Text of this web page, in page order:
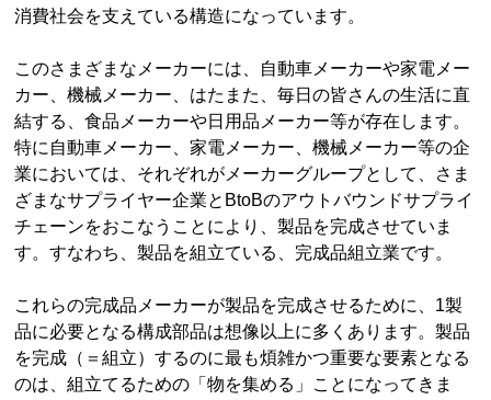
消費社会を支えている構造になっています。
このさまざまなメーカーには、自動車メーカーや家電メー
カー、機械メーカー、はたまた、毎日の皆さんの生活に直
結する、食品メーカーや日用品メーカー等が存在します。
特に自動車メーカー、家電メーカー、機械メーカー等の企
業においては、それぞれがメーカーグループとして、さま
ざまなサプライヤー企業とBtoBのアウトバウンドサプライ
チェーンをおこなうことにより、製品を完成させていま
す。すなわち、製品を組立ている、完成品組立業です。
これらの完成品メーカーが製品を完成させるために、1製
品に必要となる構成部品は想像以上に多くあります。製品
を完成（＝組立）するのに最も煩雑かつ重要な要素となる
のは、組立てるための「物を集める」ことになってきま